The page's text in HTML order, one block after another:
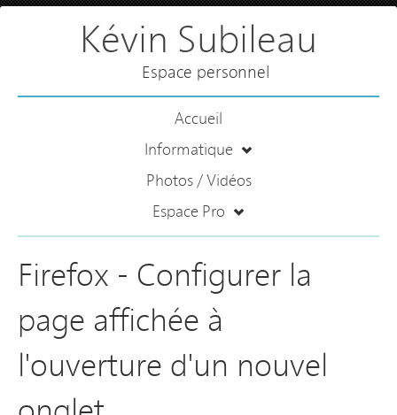
Kévin Subileau
Espace personnel
Accueil
Informatique
Photos / Vidéos
Espace Pro
Firefox - Configurer la
page affichée à
l'ouverture d'un nouvel